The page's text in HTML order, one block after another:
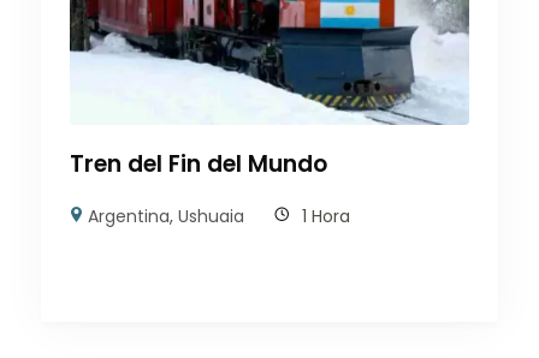
Tren del Fin del Mundo
Argentina,Ushuaia 1 Hora